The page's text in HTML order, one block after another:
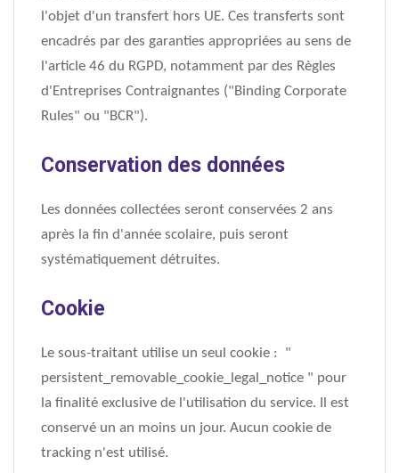
l'objet d'un transfert hors UE. Ces transferts sont
encadrés par des garanties appropriées au sens de
l'article 46 du RGPD, notamment par des Règles
d'Entreprises Contraignantes ("Binding Corporate
Rules" ou "BCR").
Conservation des données
Les données collectées seront conservées 2 ans
après la fin d'année scolaire, puis seront
systématiquement détruites.
Cookie
Le sous-traitant utilise un seul cookie : "
persistent_removable_cookie_legal_notice " pour
la finalité exclusive de l'utilisation du service. Il est
conservé un an moins un jour. Aucun cookie de
tracking n'est utilisé.